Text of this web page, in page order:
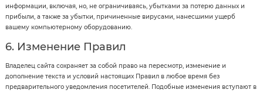
информации, включая, но, не ограничиваясь, убытками за потерю данных и
прибыли, а также за убытки, причиненные вирусами, нанесшими ущерб
вашему компьютерному оборудованию.
6. Изменение Правил
Владелец сайта сохраняет за собой право на пересмотр, изменение и
дополнение текста и условий настоящих Правил в любое время без
предварительного уведомления посетителей. Подобные изменения вступают в